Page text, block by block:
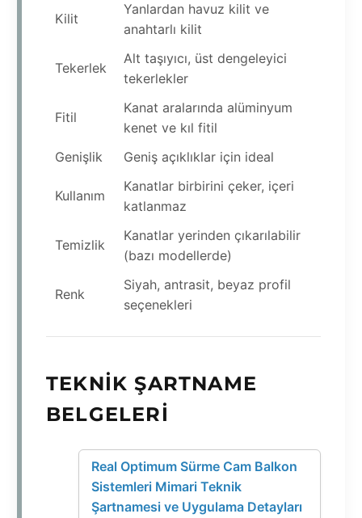
Kilit
Yanlardan havuz kilit ve
anahtarlı kilit
Tekerlek
Alt taşıyıcı, üst dengeleyici
tekerlekler
Fitil
Kanat aralarında alüminyum
kenet ve kıl fitil
Genişlik
Geniş açıklıklar için ideal
Kullanım
Kanatlar birbirini çeker, içeri
katlanmaz
Temizlik
Kanatlar yerinden çıkarılabilir
(bazı modellerde)
Renk
Siyah, antrasit, beyaz profil
seçenekleri
TEKNIK ŞARTNAME
BELGELERI
Real Optimum Sürme Cam Balkon
Sistemleri Mimari Teknik
Şartnamesi ve Uygulama Detayları